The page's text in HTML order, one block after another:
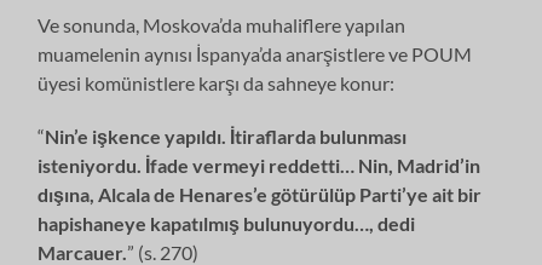
Ve sonunda, Moskova’da muhaliflere yapılan
muamelenin aynısı İspanya’da anarşistlere ve POUM
üyesi komünistlere karşı da sahneye konur:
“Nin’e işkence yapıldı. İtiraflarda bulunması
isteniyordu. İfade vermeyi reddetti… Nin, Madrid’in
dışına, Alcala de Henares’e götürülüp Parti’ye ait bir
hapishaneye kapatılmış bulunuyordu…, dedi
Marcauer. ” (s. 270)